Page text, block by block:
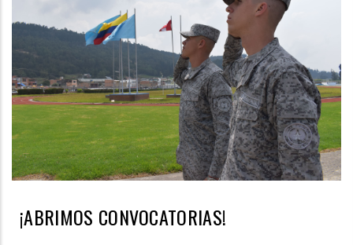
¡ABRIMOS CONVOCATORIAS!